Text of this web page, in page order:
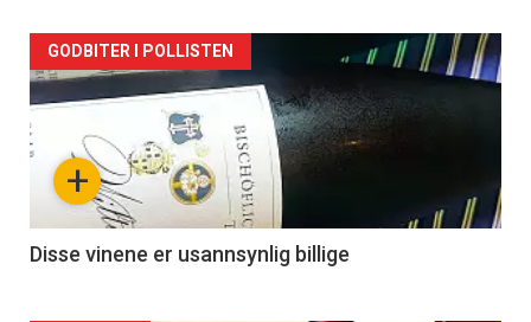
Forsiden
akkurat
nå
3
+
GODBITER I POLLISTEN
Disse vinene er usannsynlig billige